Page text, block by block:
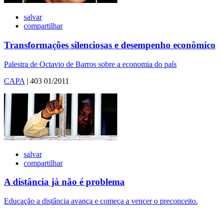
salvar
compartilhar
Transformações silenciosas e desempenho econômico
Palestra de Octavio de Barros sobre a economia do país
CAPA | 403 01/2011
salvar
compartilhar
A distância já não é problema
Educação a distância avança e começa a vencer o preconceito.